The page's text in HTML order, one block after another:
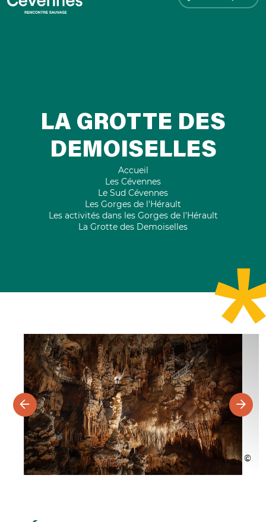
LA GROTTE DES
DEMOISELLES
Accueil
Les Cévennes
Le Sud Cévennes
Les Gorges de l'Hérault
Les activités dans les Gorges de l'Hérault
La Grotte des Demoiselles